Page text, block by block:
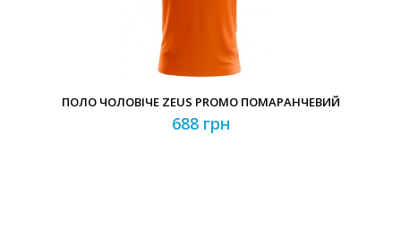
ПОЛО ЧОЛОВІЧЕ ZEUS PROMO ПОМАРАНЧЕВИЙ
688 грн